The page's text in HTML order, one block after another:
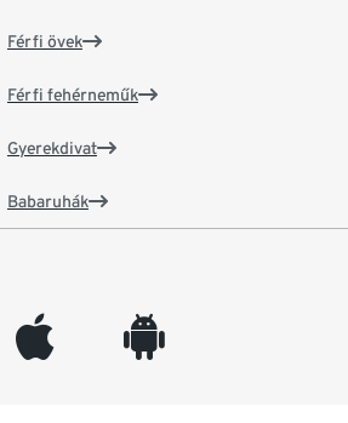
Férfi övek
Férfi fehérneműk
Gyerekdivat
Babaruhák
appleinc android